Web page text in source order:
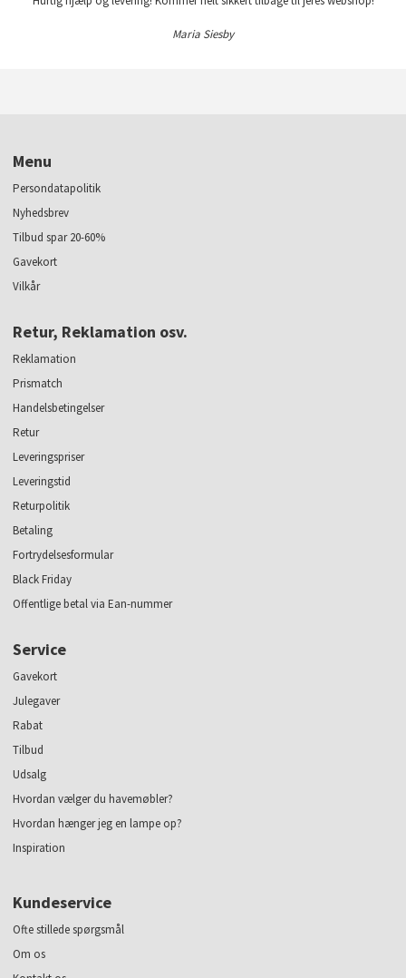
Maria Siesby
Menu
Persondatapolitik
Nyhedsbrev
Tilbud spar 20-60%
Gavekort
Vilkår
Retur, Reklamation osv.
Reklamation
Prismatch
Handelsbetingelser
Retur
Leveringspriser
Leveringstid
Returpolitik
Betaling
Fortrydelsesformular
Black Friday
Offentlige betal via Ean-nummer
Service
Gavekort
Julegaver
Rabat
Tilbud
Udsalg
Hvordan vælger du havemøbler?
Hvordan hænger jeg en lampe op?
Inspiration
Kundeservice
Ofte stillede spørgsmål
Om os